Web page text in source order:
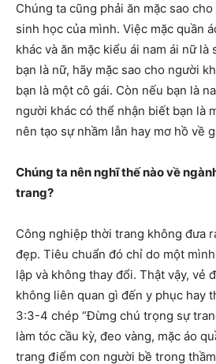
Chúng ta cũng phải ăn mặc sao
sinh học của mình. Việc mặc quần
khác và ăn mặc kiểu ái nam ái nữ là
bạn là nữ, hãy mặc sao cho người
bạn là một cô gái. Còn nếu bạn là
người khác có thể nhận biết bạn là
nên tạo sự nhầm lẫn hay mơ hồ về
Chúng ta nên nghĩ thế nào về
trang?
Công nghiệp thời trang không đưa
đẹp. Tiêu chuẩn đó chỉ do một
lập và không thay đổi. Thật vậy, vẻ
không liên quan gì đến y phục hay
3:3-4 chép “Đừng chú trọng sự
làm tóc cầu kỳ, đeo vàng, mặc áo
trang điểm con người bề trong